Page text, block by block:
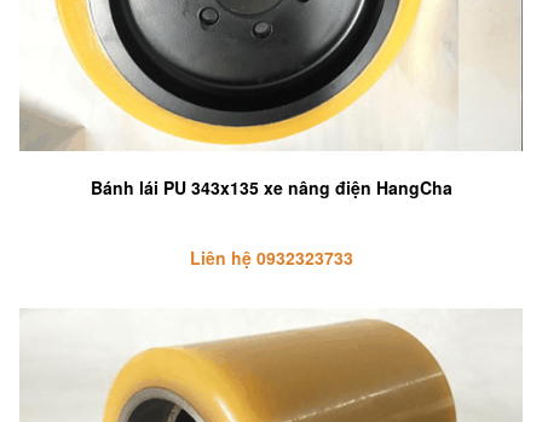
Bánh lái PU 343x135 xe nâng điện HangCha
Liên hệ 0932323733